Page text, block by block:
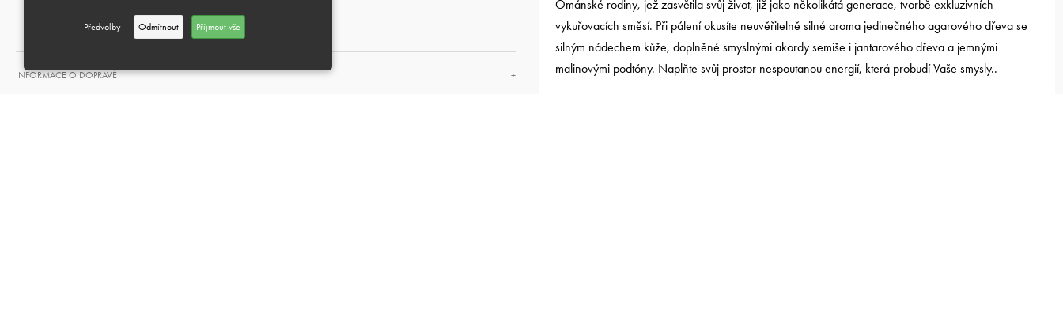
Předvolby Odmítnout Příjmout vše
INFORMACE O DOPRAVĚ +
Ománské rodiny, jež zasvětila svůj život, již jako několikátá generace, tvorbě exkluzivních
vykuřovacích směsí. Při pálení okusíte neuvěřitelně silné aroma jedinečného agarového dřeva se
silným nádechem kůže, doplněné smyslnými akordy semiše i jantarového dřeva a jemnými
malinovými podtóny. Naplňte svůj prostor nespoutanou energií, která probudí Vaše smysly..